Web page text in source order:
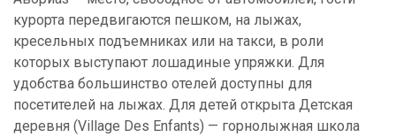
курорта передвигаются пешком, на лыжах,
кресельных подъемниках или на такси, в роли
которых выступают лошадиные упряжки. Для
удобства большинство отелей доступны для
посетителей на лыжах. Для детей открыта Детская
деревня (Village Des Enfants) — горнолыжная школа